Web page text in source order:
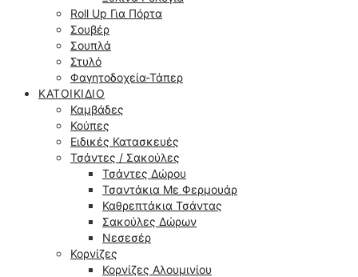
Roll Up Για Πόρτα
Σουβέρ
Σουπλά
Στυλό
Φαγητοδοχεία-Τάπερ
ΚΑΤΟΙΚΊΔΙΟ
Καμβάδες
Κούπες
Ειδικές Κατασκευές
Τσάντες / Σακούλες
Τσάντες Δώρου
Τσαντάκια Με Φερμουάρ
Καθρεπτάκια Τσάντας
Σακούλες Δώρων
Νεσεσέρ
Κορνίζες
Κορνίζες Αλουμινίου